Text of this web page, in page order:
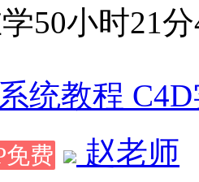
50小时21
统教程
免费
赵老师